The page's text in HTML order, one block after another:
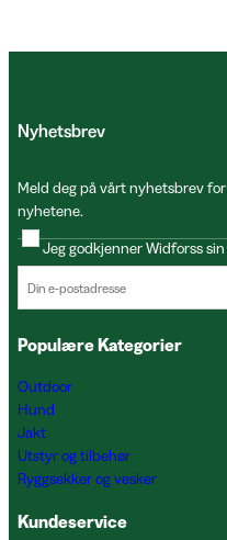
Nyhetsbrev
Meld deg på vårt nyhetsbrev
nyhetene.
Jeg godkjenner Widforss sin
Populære Kategorier
Outdoor
Hund
Jakt
Utstyr og tilbehør
Ryggsekker og vesker
Kundeservice